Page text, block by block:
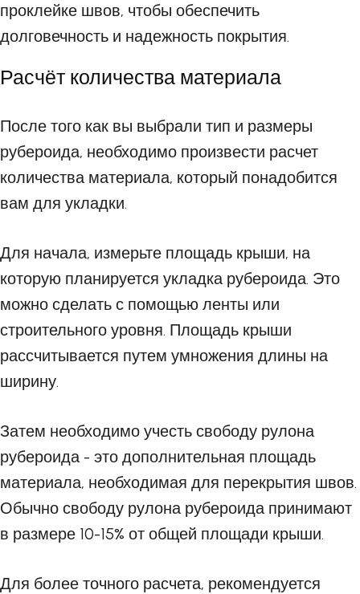
проклейке швов, чтобы обеспечить
долговечность и надежность покрытия.
Расчёт количества материала
После того как вы выбрали тип и размеры
рубероида, необходимо произвести расчет
количества материала, который понадобится
вам для укладки.
Для начала, измерьте площадь крыши, на
которую планируется укладка рубероида. Это
можно сделать с помощью ленты или
строительного уровня. Площадь крыши
рассчитывается путем умножения длины на
ширину.
Затем необходимо учесть свободу рулона
рубероида - это дополнительная площадь
материала, необходимая для перекрытия швов.
Обычно свободу рулона рубероида принимают
в размере 10-15% от общей площади крыши.
Для более точного расчета, рекомендуется